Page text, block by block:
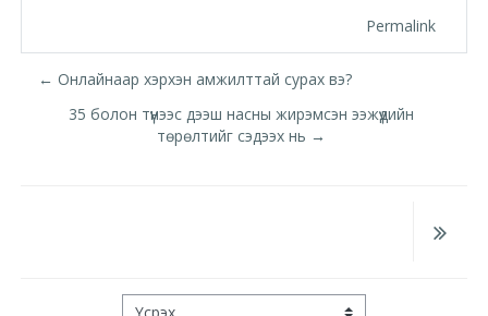
Permalink
← Онлайнаар хэрхэн амжилттай сурах вэ?
35 болон түүнээс дээш насны жирэмсэн ээжүүдийн
төрөлтийг сэдээх нь →
Үсрэх ...